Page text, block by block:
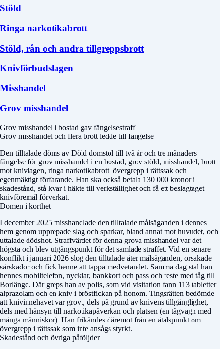
Stöld
Ringa narkotikabrott
Stöld, rån och andra tillgreppsbrott
Knivförbudslagen
Misshandel
Grov misshandel
Grov misshandel i bostad gav fängelsestraff
Grov misshandel och flera brott ledde till fängelse
Den tilltalade döms av Döld domstol till två år och tre månaders
fängelse för grov misshandel i en bostad, grov stöld, misshandel, brott
mot knivlagen, ringa narkotikabrott, övergrepp i rättssak och
egenmäktigt förfarande. Han ska också betala 130 000 kronor i
skadestånd, stå kvar i häkte till verkställighet och få ett beslagtaget
knivföremål förverkat.
Domen i korthet
I december 2025 misshandlade den tilltalade målsäganden i dennes
hem genom upprepade slag och sparkar, bland annat mot huvudet, och
uttalade dödshot. Straffvärdet för denna grova misshandel var det
högsta och blev utgångspunkt för det samlade straffet. Vid en senare
konflikt i januari 2026 slog den tilltalade åter målsäganden, orsakade
sårskador och fick henne att tappa medvetandet. Samma dag stal han
hennes mobiltelefon, nycklar, bankkort och pass och reste med tåg till
Borlänge. Där greps han av polis, som vid visitation fann 113 tabletter
alprazolam och en kniv i bröstfickan på honom. Tingsrätten bedömde
att knivinnehavet var grovt, dels på grund av knivens tillgänglighet,
dels med hänsyn till narkotikapåverkan och platsen (en tågvagn med
många människor). Han frikändes däremot från en åtalspunkt om
övergrepp i rättssak som inte ansågs styrkt.
Skadestånd och övriga påföljder